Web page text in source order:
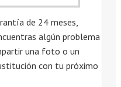
de 24 meses,
algún problema
una foto o un
con tu próximo